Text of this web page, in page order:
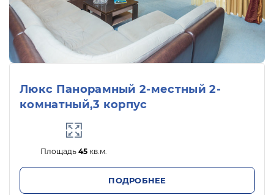
Люкс Панорамный 2-местный 2-
комнатный,3 корпус
Площадь45 кв.м.
ПОДРОБНЕЕ